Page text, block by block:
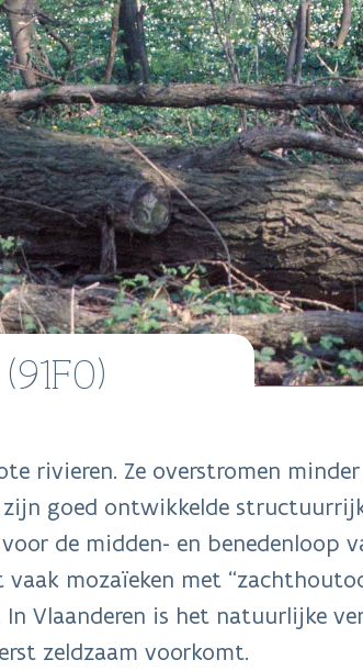
rivieren. Ze overstromen
goed ontwikkelde
de midden- en benedenloop
mozaïeken met
In Vlaanderen is het natuurlijke
zeldzaam voorkomt.